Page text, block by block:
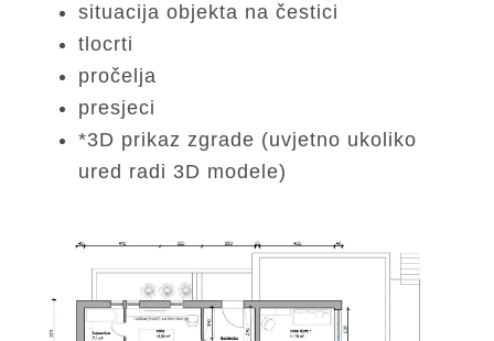
situacija objekta na čestici
tlocrti
pročelja
presjeci
*3D prikaz zgrade (uvjetno ukoliko
ured radi 3D modele)